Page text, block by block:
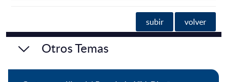
subir volver
Otros Temas